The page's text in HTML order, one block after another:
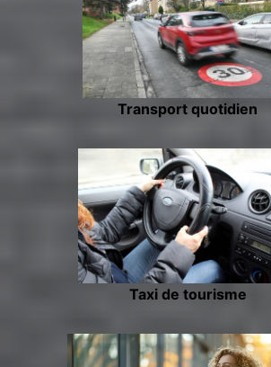
Transport quotidien
Taxi de tourisme